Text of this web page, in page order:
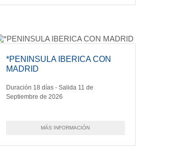
*PENINSULA IBERICA CON
MADRID
Duración 18 días - Salida 11 de
Septiembre de 2026
MÁS INFORMACIÓN